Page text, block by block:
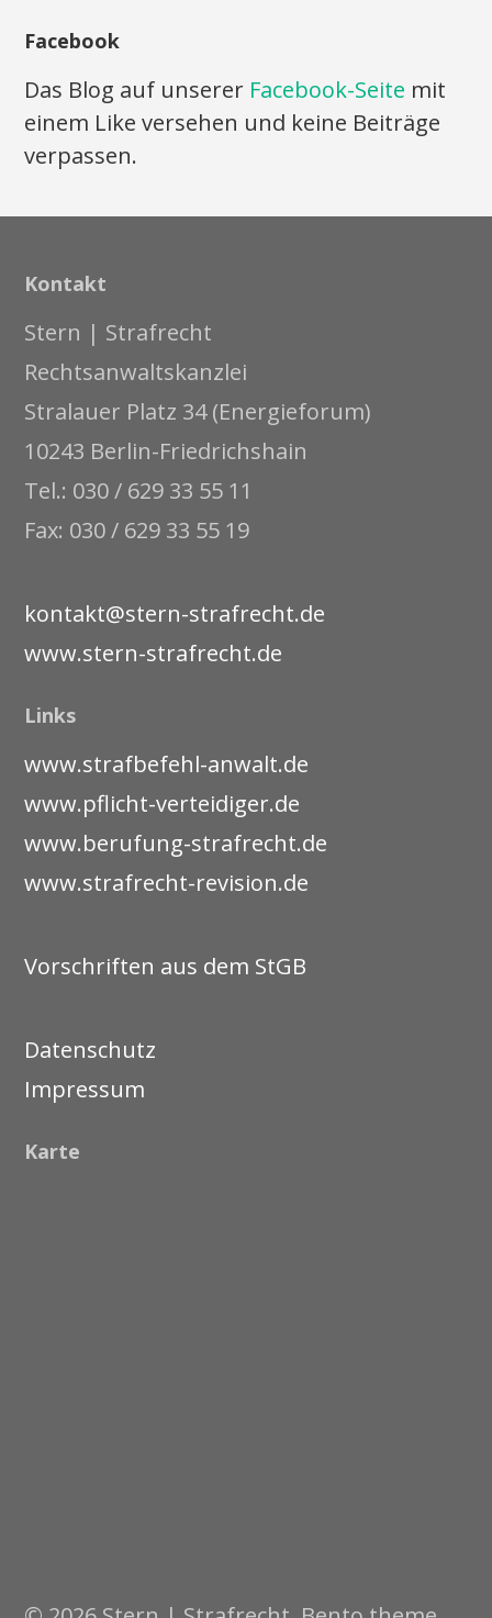
Facebook
Das Blog auf unserer Facebook-Seite mit
einem Like versehen und keine Beiträge
verpassen.
Kontakt
Stern | Strafrecht
Rechtsanwaltskanzlei
Stralauer Platz 34 (Energieforum)
10243 Berlin-Friedrichshain
Tel.: 030 / 629 33 55 11
Fax: 030 / 629 33 55 19
kontakt@stern-strafrecht.de
www.stern-strafrecht.de
Links
www.strafbefehl-anwalt.de
www.pflicht-verteidiger.de
www.berufung-strafrecht.de
www.strafrecht-revision.de
Vorschriften aus dem StGB
Datenschutz
Impressum
Karte